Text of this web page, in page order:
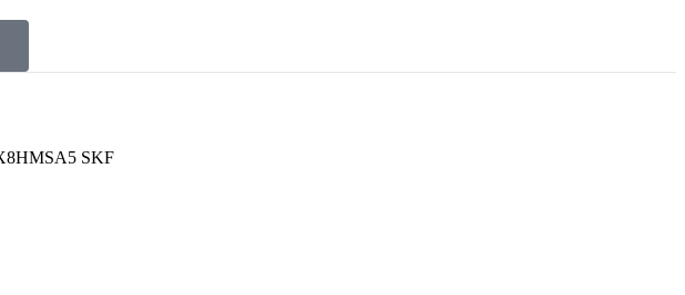
SKF